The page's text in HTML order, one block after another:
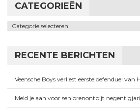
CATEGORIEËN
Categorieën
RECENTE BERICHTEN
Veensche Boys verliest eerste oefenduel van
Meld je aan voor seniorenontbijt